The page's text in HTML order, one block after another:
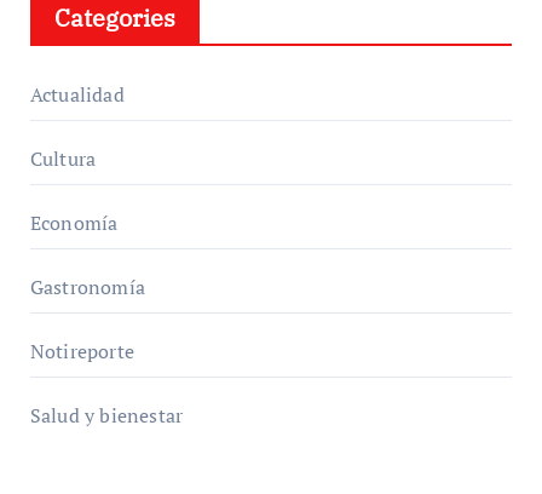
Categories
Actualidad
Cultura
Economía
Gastronomía
Notireporte
Salud y bienestar